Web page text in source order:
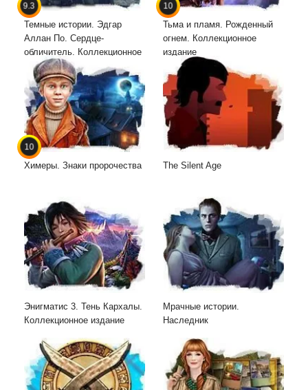
9.3
Темные истории. Эдгар
Аллан По. Сердце-
обличитель. Коллекционное
издание
10
Тьма и пламя. Рожденный
огнем. Коллекционное
издание
10
Химеры. Знаки пророчества The Silent Age
Энигматис 3. Тень Кархалы.
Коллекционное издание
Мрачные истории.
Наследник